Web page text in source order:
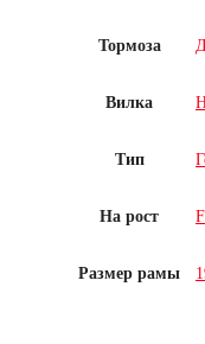
Тормоза
Вилка
Тип
На рост
Размер рамы